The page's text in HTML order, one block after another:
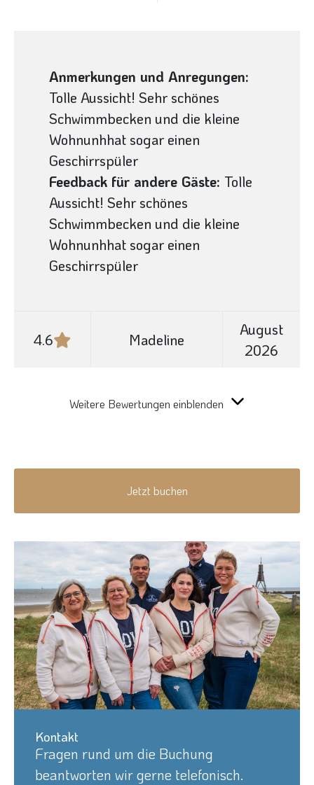
Anmerkungen und Anregungen:
Tolle Aussicht! Sehr schönes
Schwimmbecken und die kleine
Wohnunhhat sogar einen
Geschirrspüler
Feedback für andere Gäste: Tolle
Aussicht! Sehr schönes
Schwimmbecken und die kleine
Wohnunhhat sogar einen
Geschirrspüler
4.6 Madeline
August
2026
Weitere Bewertungen einblenden
Jetzt buchen
Kontakt
Fragen rund um die Buchung
beantworten wir gerne telefonisch.